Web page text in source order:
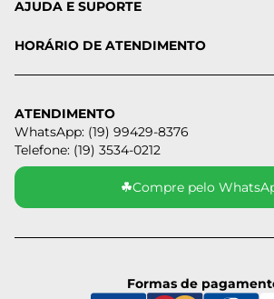
AJUDA E SUPORTE
HORÁRIO DE ATENDIMENTO
ATENDIMENTO
WhatsApp: (19) 99429-8376
Telefone: (19) 3534-0212
☘Compre pelo
Formas de